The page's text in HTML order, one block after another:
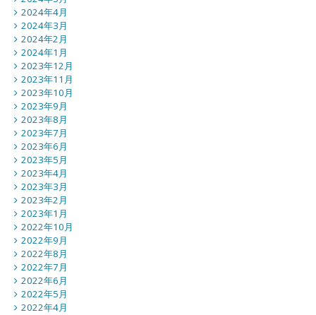
2024年4月
2024年3月
2024年2月
2024年1月
2023年12月
2023年11月
2023年10月
2023年9月
2023年8月
2023年7月
2023年6月
2023年5月
2023年4月
2023年3月
2023年2月
2023年1月
2022年10月
2022年9月
2022年8月
2022年7月
2022年6月
2022年5月
2022年4月